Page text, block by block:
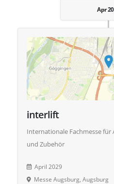
Apr
interlift
Internationale Fachmesse für
und Zubehör
April 2029
Messe Augsburg, Augsburg